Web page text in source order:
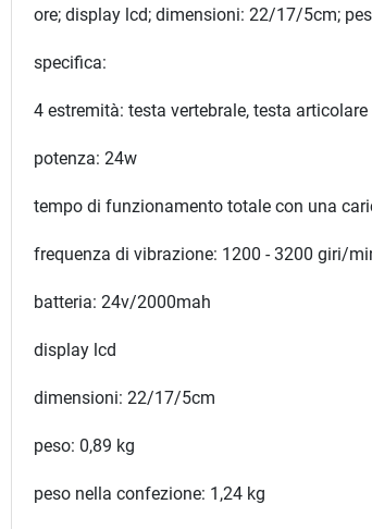
ore; display lcd; dimensioni: 22/17/5cm;
specifica:
4 estremità: testa vertebrale, testa
potenza: 24w
tempo di funzionamento totale con una
frequenza di vibrazione: 1200 - 3200 giri/
batteria: 24v/2000mah
display lcd
dimensioni: 22/17/5cm
peso: 0,89 kg
peso nella confezione: 1,24 kg